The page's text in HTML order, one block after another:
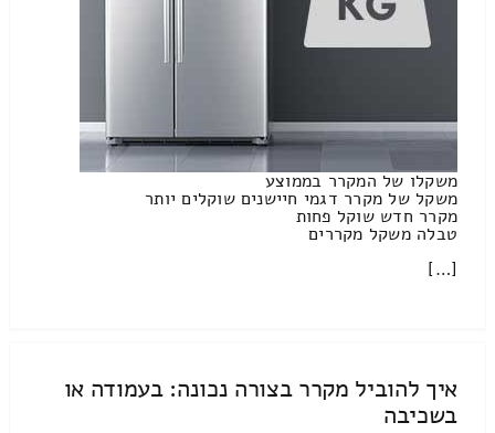
משקלו של המקרר בממוצע
משקל של מקרר דגמי חיישנים שוקלים יותר
מקרר חדש שוקל פחות
טבלה משקל מקררים
[…]
איך להוביל מקרר בצורה נכונה: בעמודה או
בשכיבה